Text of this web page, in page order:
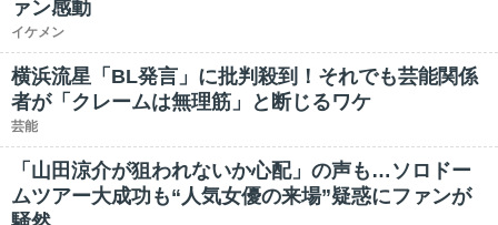
ァン感動
イケメン
横浜流星「BL発言」に批判殺到！それでも芸能関係
者が「クレームは無理筋」と断じるワケ
芸能
「山田涼介が狙われないか心配」の声も…ソロドー
ムツアー大成功も“人気女優の来場”疑惑にファンが